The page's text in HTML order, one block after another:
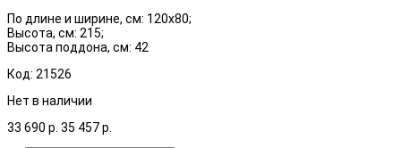
По длине и ширине, см: 120x80;
Высота, см: 215;
Высота поддона, см: 42
Код: 21526
Нет в наличии
33 690 р. 35 457р.